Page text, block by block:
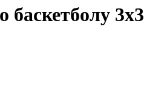
3х3